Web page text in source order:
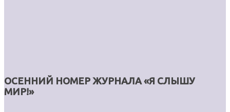
ОСЕННИЙ НОМЕР ЖУРНАЛА «Я СЛЫШУ
МИР!»